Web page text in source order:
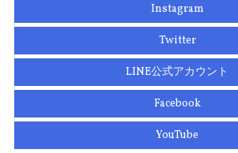
Instagram
Twitter
LINE公式アカウント
Facebook
YouTube